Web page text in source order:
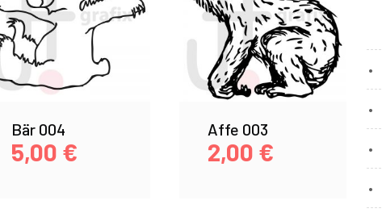
Bär 004
5,00 €
Affe 003
2,00 €